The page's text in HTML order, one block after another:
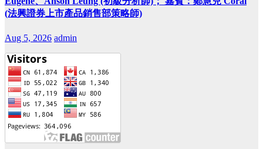
(法興證券上市產品銷售部策略師)
Aug 5, 2026 admin